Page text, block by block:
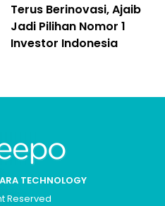
Terus Berinovasi, Ajaib
Jadi Pilihan Nomor 1
Investor Indonesia
TECHNOLOGY
Reserved